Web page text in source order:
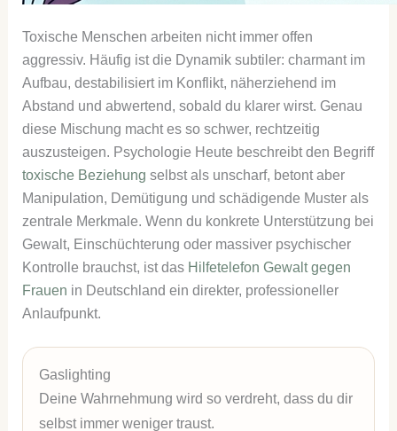
Toxische Menschen arbeiten nicht immer offen
aggressiv. Häufig ist die Dynamik subtiler: charmant im
Aufbau, destabilisiert im Konflikt, näherziehend im
Abstand und abwertend, sobald du klarer wirst. Genau
diese Mischung macht es so schwer, rechtzeitig
auszusteigen. Psychologie Heute beschreibt den Begriff
toxische Beziehung selbst als unscharf, betont aber
Manipulation, Demütigung und schädigende Muster als
zentrale Merkmale. Wenn du konkrete Unterstützung bei
Gewalt, Einschüchterung oder massiver psychischer
Kontrolle brauchst, ist das Hilfetelefon Gewalt gegen
Frauen in Deutschland ein direkter, professioneller
Anlaufpunkt.
Gaslighting
Deine Wahrnehmung wird so verdreht, dass du dir
selbst immer weniger traust.